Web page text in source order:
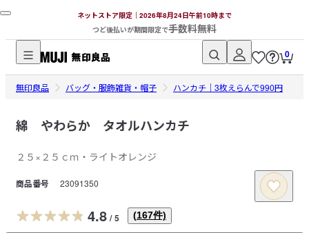
ネットストア限定｜2026年8月24日午前10時まで
つど後払いが期間限定で手数料無料
無
印
品
ッ
ス
ト
0
無印良品 バッグ・服飾雑貨・帽子 ハンカチ｜3枚えらんで990円
綿 やわらか タオルハンカチ
２５×２５ｃｍ・ライトオレンジ
商品番号 23091350
4.8 / 5 (167件)